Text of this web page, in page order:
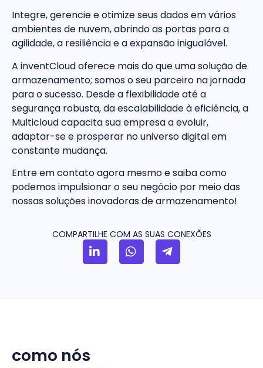
Integre, gerencie e otimize seus dados em vários
ambientes de nuvem, abrindo as portas para a
agilidade, a resiliência e a expansão inigualável.
A inventCloud oferece mais do que uma solução de
armazenamento; somos o seu parceiro na jornada
para o sucesso. Desde a flexibilidade até a
segurança robusta, da escalabilidade à eficiência, a
Multicloud capacita sua empresa a evoluir,
adaptar-se e prosperar no universo digital em
constante mudança.
Entre em contato agora mesmo e saiba como
podemos impulsionar o seu negócio por meio das
nossas soluções inovadoras de armazenamento!
COMPARTILHE COM AS SUAS CONEXÕES
como nós